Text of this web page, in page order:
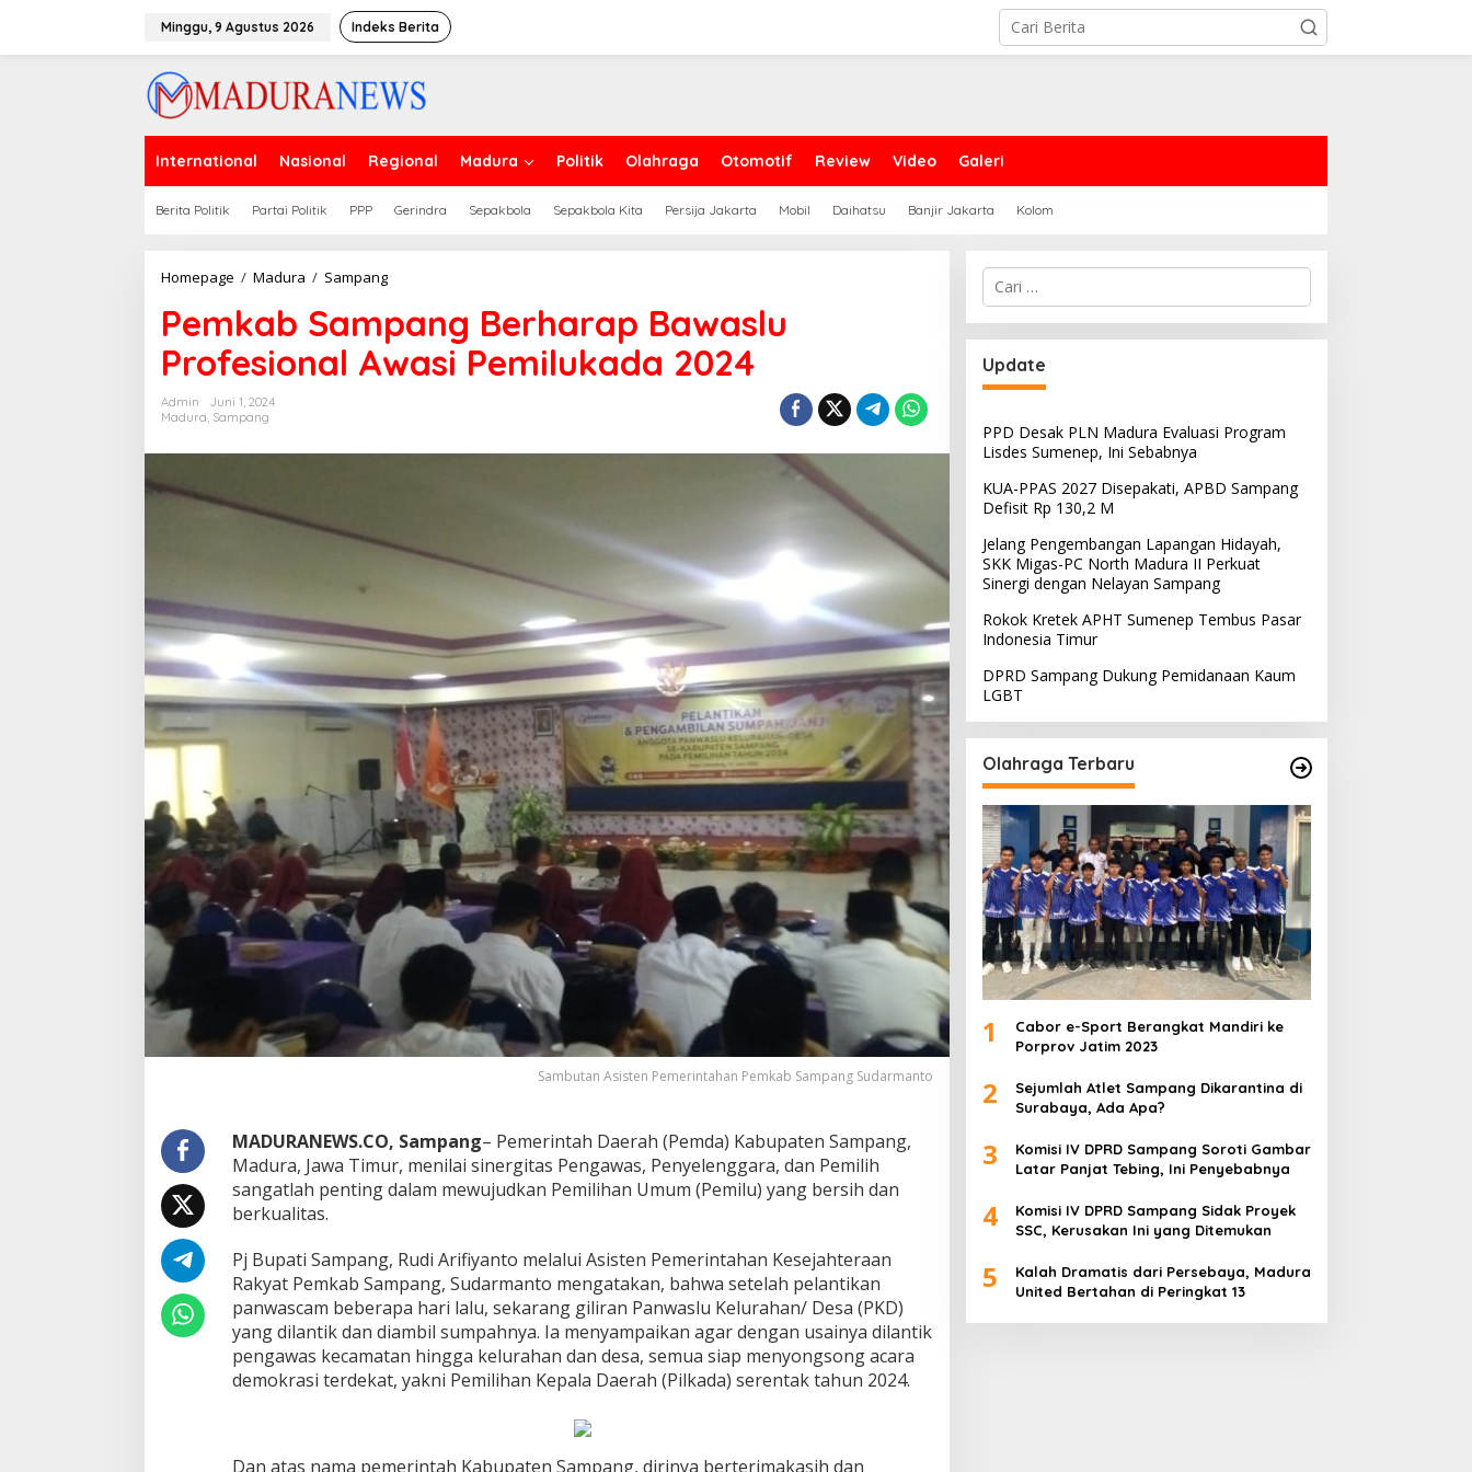
Minggu, 9 Agustus 2026 Indeks Berita
International Nasional Regional Madura Politik Olahraga Otomotif Review Video Galeri
Berita Politik Partai Politik PPP Gerindra Sepakbola Sepakbola Kita Persija Jakarta Mobil Daihatsu Banjir Jakarta Kolom
Homepage / Madura / SampangPemkab
Berharap
Bawaslu
Profesional
Awasi
Pemkab Sampang Berharap Bawaslu
Profesional Awasi Pemilukada 2024
Admin
Juni 1, 2024
Madura, Sampang
Sambutan Asisten Pemerintahan Pemkab Sampang Sudarmanto
MADURANEWS.CO, Sampang– Pemerintah Daerah (Pemda) Kabupaten Sampang,
Madura, Jawa Timur, menilai sinergitas Pengawas, Penyelenggara, dan Pemilih
sangatlah penting dalam mewujudkan Pemilihan Umum (Pemilu) yang bersih dan
berkualitas.
Pj Bupati Sampang, Rudi Arifiyanto melalui Asisten Pemerintahan Kesejahteraan
Rakyat Pemkab Sampang, Sudarmanto mengatakan, bahwa setelah pelantikan
panwascam beberapa hari lalu, sekarang giliran Panwaslu Kelurahan/ Desa (PKD)
yang dilantik dan diambil sumpahnya. Ia menyampaikan agar dengan usainya dilantik
pengawas kecamatan hingga kelurahan dan desa, semua siap menyongsong acara
demokrasi terdekat, yakni Pemilihan Kepala Daerah (Pilkada) serentak tahun 2024.
Dan atas nama pemerintah Kabupaten Sampang, dirinya berterimakasih dan
Cari
untuk:
Update
PPD Desak PLN Madura Evaluasi Program
Lisdes Sumenep, Ini Sebabnya
KUA-PPAS 2027 Disepakati, APBD Sampang
Defisit Rp 130,2 M
Jelang Pengembangan Lapangan Hidayah,
SKK Migas-PC North Madura II Perkuat
Sinergi dengan Nelayan Sampang
Rokok Kretek APHT Sumenep Tembus Pasar
Indonesia Timur
DPRD Sampang Dukung Pemidanaan Kaum
LGBT
Olahraga Terbaru
1
Cabor e-Sport Berangkat Mandiri ke
Porprov Jatim 2023
2
Sejumlah Atlet Sampang Dikarantina di
Surabaya, Ada Apa?
3
Komisi IV DPRD Sampang Soroti Gambar
Latar Panjat Tebing, Ini Penyebabnya
4
Komisi IV DPRD Sampang Sidak Proyek
SSC, Kerusakan Ini yang Ditemukan
5
Kalah Dramatis dari Persebaya, Madura
United Bertahan di Peringkat 13